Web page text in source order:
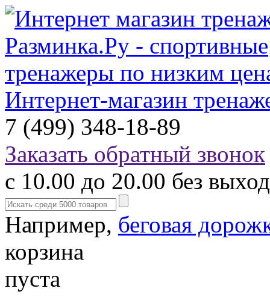
Интернет-магазин
7 (499) 348-18-89
Заказать обратный звонок
с 10.00 до 20.00 без
Например, беговая
корзина
пуста